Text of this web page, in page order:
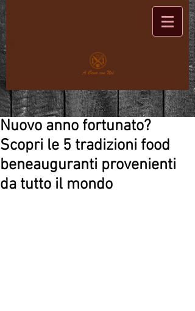
Nuovo anno fortunato?
Scopri le 5 tradizioni food
beneauguranti provenienti
da tutto il mondo